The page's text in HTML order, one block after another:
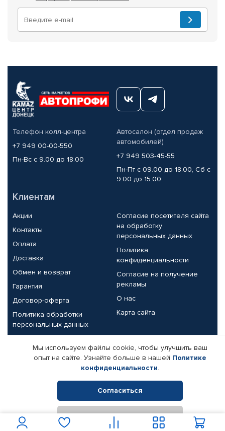
Телефон колл-центра
+7 949 00-00-550
Пн-Вс с 9.00 до 18.00
Автосалон (отдел продаж
автомобилей)
+7 949 503-45-55
Пн-Пт с 09.00 до 18.00, Сб с
9.00 до 15.00
Клиентам
Акции
Контакты
Оплата
Доставка
Обмен и возврат
Гарантия
Договор-оферта
Политика обработки
персональных данных
Согласие посетителя сайта
на обработку
персональных данных
Политика
конфиденциальности
Согласие на получение
рекламы
О нас
Карта сайта
Партнерам
Корпоративным клиентам
Поставщикам
Реквизиты компании
© КАМАЗ ЦЕНТР ДОНЕЦК, 2015-2026. Все права защищены.
Интернет-магазин автомобильных товаров Автопрофи.
Мы используем файлы cookie, чтобы улучшить ваш
опыт на сайте. Узнайте больше в нашей Политике
конфиденциальности.
Согласиться
Отклонить